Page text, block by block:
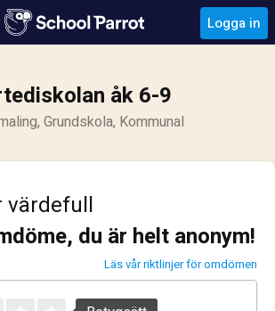
Logga in
åk 6-9
Grundskola, Kommunal
värdefull
du är helt anonym!
Läs vår riktlinjer för omdömen